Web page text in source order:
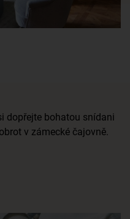
dopřejte bohatou snídani
v zámecké čajovně.